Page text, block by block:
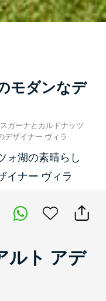
モダンなデ
ガーナとカルドナッツ
デザイナー ヴィラ
ォ湖の素晴らし
イナー ヴィラ
ルト アデ